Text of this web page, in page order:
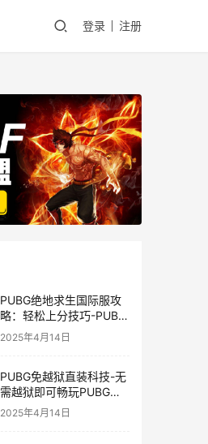
登录 注册
PUBG绝地求生国际服攻
略：轻松上分技巧-PUBG
绝地求生国际服新手入门
2025年4月14日
PUBG免越狱直装科技-无
需越狱即可畅玩PUBG的
安装技巧
2025年4月14日